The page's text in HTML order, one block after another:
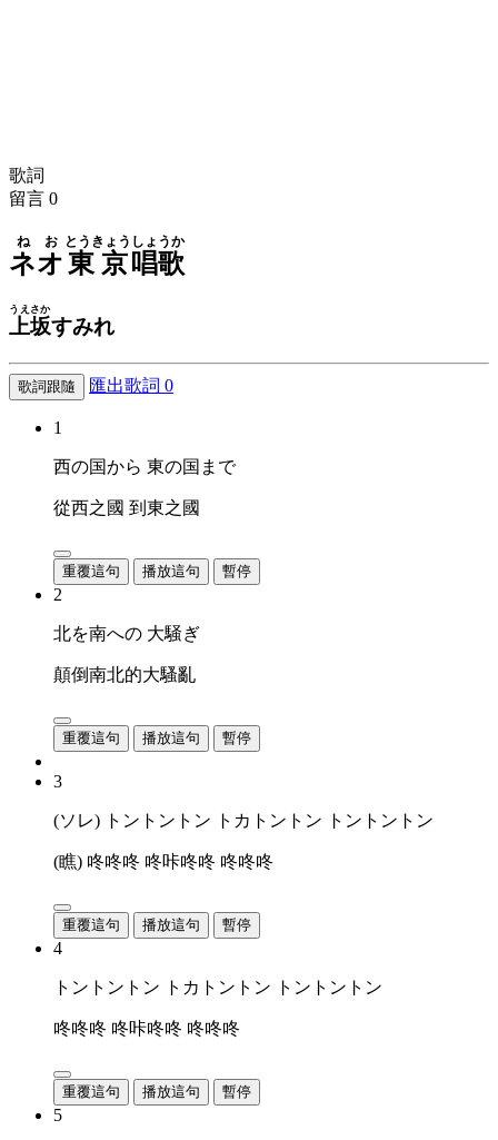
歌詞
留言 0
ネオ
ねお
東京
とうきょう
唱歌
しょうか
上坂
うえさか
すみれ
歌詞跟隨 匯出歌詞 0
1
西の国から 東の国まで
從西之國 到東之國
重覆這句 播放這句 暫停
2
北を南への 大騒ぎ
顛倒南北的大騷亂
重覆這句 播放這句 暫停
3
(ソレ) トントントン トカトントン トントントン
(瞧) 咚咚咚 咚咔咚咚 咚咚咚
重覆這句 播放這句 暫停
4
トントントン トカトントン トントントン
咚咚咚 咚咔咚咚 咚咚咚
重覆這句 播放這句 暫停
5